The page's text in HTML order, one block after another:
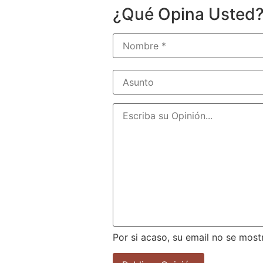
¿Qué Opina Usted?
Por si acaso, su email no se